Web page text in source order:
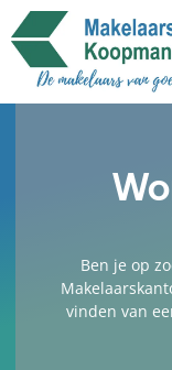
Ben je op
vinden van